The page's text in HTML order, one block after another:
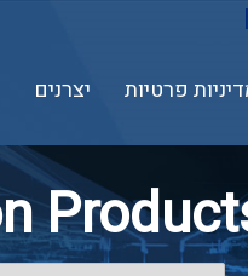
פרטיות יצרנים